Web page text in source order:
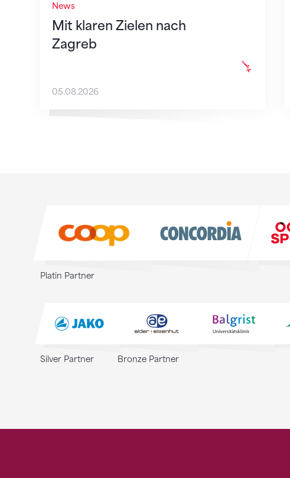
News
Mit klaren Zielen nach
Zagreb
05.08.2026
Platin Partner
Silver Partner Bronze Partner